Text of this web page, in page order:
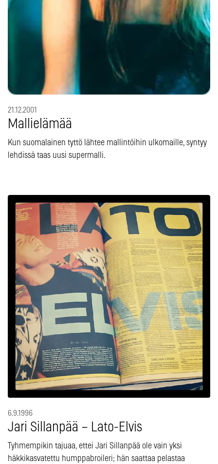
21.12.2001
Mallielämää
Kun suomalainen tyttö lähtee mallintöihin ulkomaille, syntyy
lehdissä taas uusi supermalli.
6.9.1996
Jari Sillanpää – Lato-Elvis
Tyhmempikin tajuaa, ettei Jari Sillanpää ole vain yksi
häkkikasvatettu humppabroileri; hän saattaa pelastaa